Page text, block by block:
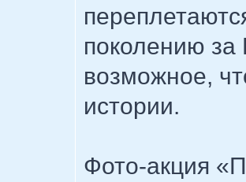
поколению за
возможное,
истории.
Фото-акция